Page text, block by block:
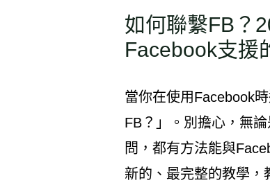
如何聯繫FB？
Facebook支援
當你在使用Facebook
FB？」。別擔心，無
問，都有方法能與
新的、最完整的教學，